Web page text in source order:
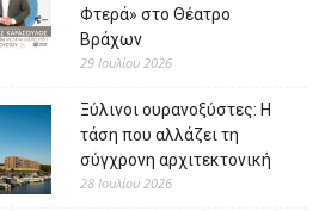
Φτερά» στο Θέατρο
Βράχων
29 Ιουλίου 2026
Ξύλινοι ουρανοξύστες: Η
τάση που αλλάζει τη
σύγχρονη αρχιτεκτονική
28 Ιουλίου 2026